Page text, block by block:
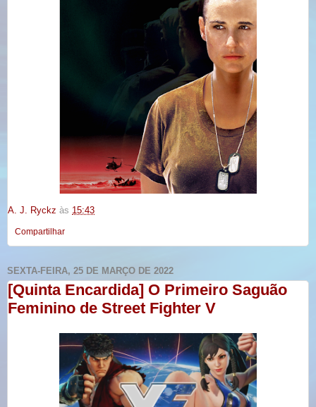
A. J. Ryckz às 15:43
Compartilhar
SEXTA-FEIRA, 25 DE MARÇO DE 2022
[Quinta Encardida] O Primeiro Saguão
Feminino de Street Fighter V